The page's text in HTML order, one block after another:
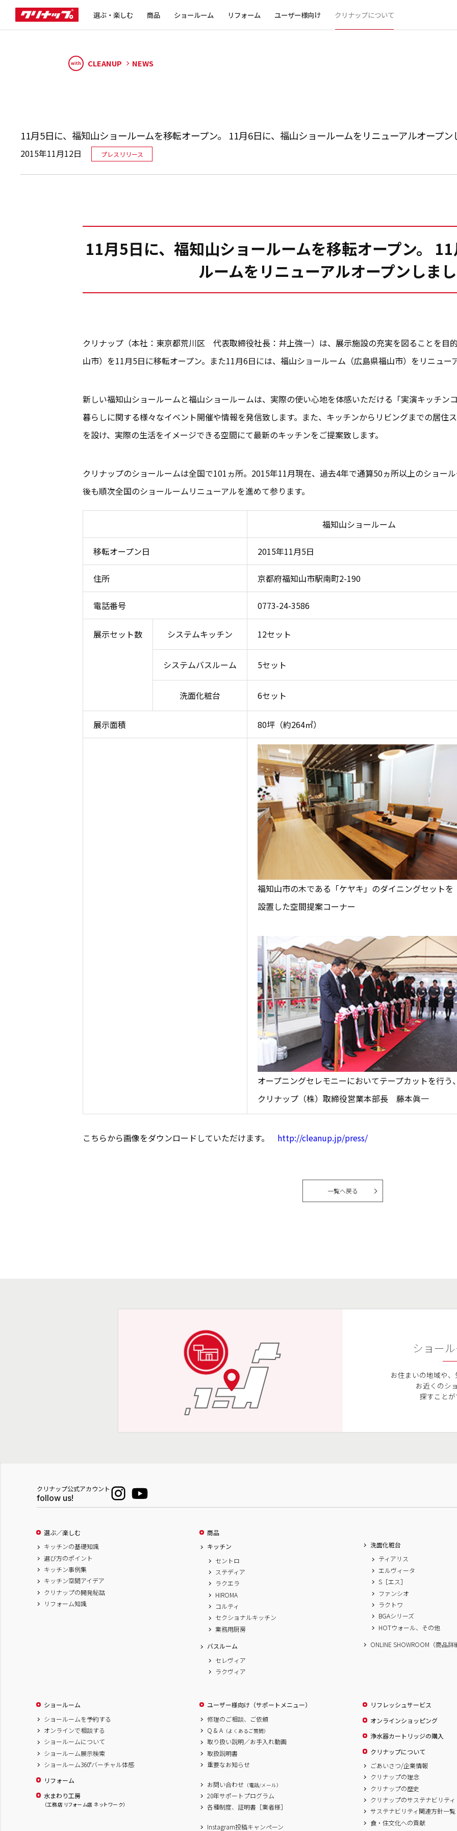
選ぶ・楽しむ 商品 ショールーム リフォーム ユーザー様向け クリナップについて
with CLEANUP NEWS
11月5日に、福知山ショールームを移転オープン。 11月6日に、福山ショールームをリニューアルオープン
2015年11月12日 プレスリリース
11月5日に、福知山ショールームを移転オープン。
ルームをリニューアルオープンしま
クリナップ（本社：東京都荒川区 代表取締役社長：井上強一）は、展示施設の充実を図ることを目
山市）を11月5日に移転オープン。また11月6日には、福山ショールーム（広島県福山市）をリニュー
新しい福知山ショールームと福山ショールームは、実際の使い心地を体感いただける「実演キッチン
暮らしに関する様々なイベント開催や情報を発信致します。また、キッチンからリビングまでの居住
を設け、実際の生活をイメージできる空間にて最新のキッチンをご提案致します。
クリナップのショールームは全国で101ヵ所。2015年11月現在、過去4年で通算50ヵ所以上のショー
後も順次全国のショールームリニューアルを進めて参ります。
福知山ショールーム
移転オープン日 2015年11月5日
住所 京都府福知山市駅南町2-190
電話番号 0773-24-3586
展示セット数 システムキッチン 12セット
システムバスルーム 5セット
洗面化粧台 6セット
展示面積 80坪（約264㎡）
福知山市の木である「ケヤキ」のダイニングセットを
設置した空間提案コーナー
オープニングセレモニーにおいてテープカットを行う
クリナップ（株）取締役営業本部長 藤本眞一
こちらから画像をダウンロードしていただけます。 http://cleanup.jp/press/
一覧へ戻る
ショー
お住まいの地域や、
お近くのシ
探すこと
クリナップ公式アカウント
follow us!
選ぶ／楽しむ
キッチンの基礎知識
選び方のポイント
キッチン事例集
キッチン空間アイデア
クリナップの開発秘話
リフォーム知識
商品
キッチン
セントロ
ステディア
ラクエラ
HIROMA
コルティ
セクショナルキッチン
業務用厨房
バスルーム
セレヴィア
ラクヴィア
洗面化粧台
ティアリス
エルヴィータ
S［エス］
ファンシオ
ラクトワ
BGAシリーズ
HOTウォール、その他
ONLINE SHOWROOM（商品詳
ショールーム
ショールームを予約する
オンラインで相談する
ショールームについて
ショールーム展示検索
ショールーム360°バーチャル体感
リフォーム
水まわり工房
（工務店 リフォーム店 ネットワーク）
ユーザー様向け（サポートメニュー）
修理のご相談、ご依頼
Q & A （よくあるご質問）
取り扱い説明／お手入れ動画
取扱説明書
重要なお知らせ
お問い合わせ （電話/メール）
20年サポートプログラム
各種制度、証明書［業者様］
Instagram投稿キャンペーン
リフレッシュサービス
オンラインショッピング
浄水器カートリッジの購入
クリナップについて
ごあいさつ/企業情報
クリナップの理念
クリナップの歴史
クリナップのサステナビリティ
サステナビリティ関連方針一覧
食・住文化への貢献